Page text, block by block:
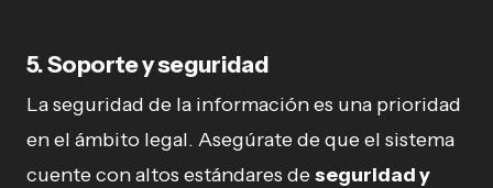
5.Soporte y seguridad
La seguridad de la información es una prioridad
en el ámbito legal. Asegúrate de que el sistema
cuente con altos estándares deseguridad y